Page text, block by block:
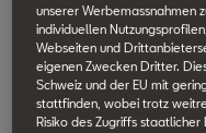
●Komfort:
um Ihr
oder
●Einfache
regulieren Sie
unserer Werbemassnahmen
individuellen
Webseiten und
eigenen Zwecken Dritter.
Schweiz und der EU mit
stattfinden, wobei trotz
Risiko des Zugriffs